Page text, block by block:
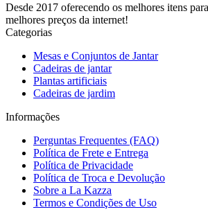
Desde 2017 oferecendo os melhores itens
melhores preços da internet!
Categorias
Mesas e Conjuntos de Jantar
Cadeiras de jantar
Plantas artificiais
Cadeiras de jardim
Informações
Perguntas Frequentes (FAQ)
Política de Frete e Entrega
Política de Privacidade
Política de Troca e Devolução
Sobre a La Kazza
Termos e Condições de Uso